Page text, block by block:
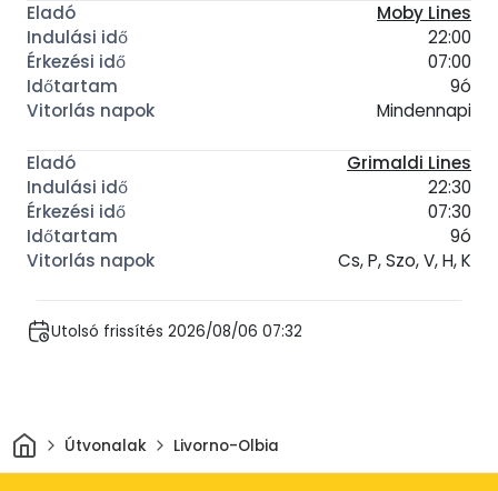
Moby Lines
22:00
07:00
9ó
Mindennapi
Grimaldi Lines
22:30
07:30
9ó
Cs, P, Szo, V, H, K
Utolsó frissítés 2026/08/06 07:32
Otthon
Útvonalak Livorno-Olbia